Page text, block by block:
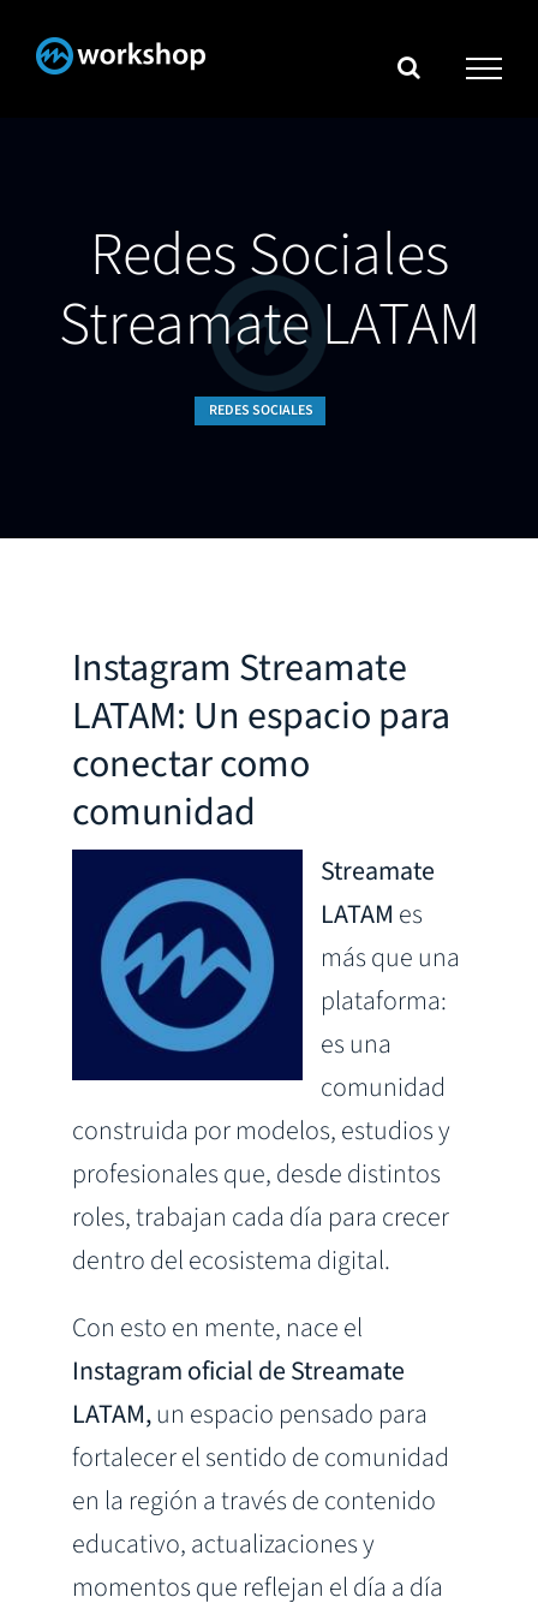
Redes Sociales
Streamate LATAM
REDES SOCIALES
Instagram Streamate
LATAM: Un espacio para
conectar como
comunidad
Streamate
LATAM es
más que una
plataforma:
es una
comunidad
construida por modelos, estudios y
profesionales que, desde distintos
roles, trabajan cada día para crecer
dentro del ecosistema digital.
Con esto en mente, nace el
Instagram oficial de Streamate
LATAM,un espacio pensado para
fortalecer el sentido de comunidad
en la región a través de contenido
educativo, actualizaciones y
momentos que reflejan el día a día